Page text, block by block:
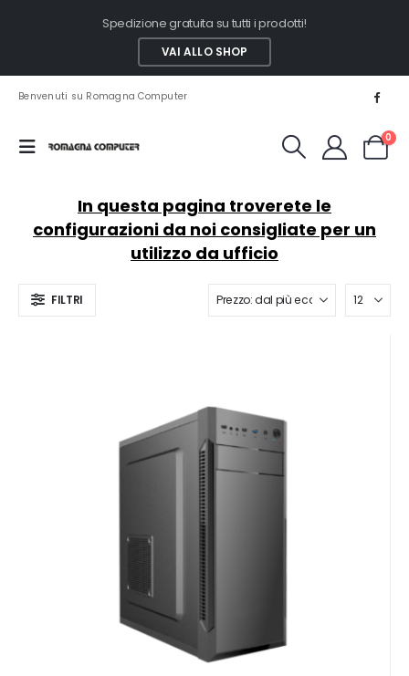
Spedizione gratuita su tutti i prodotti!
VAI ALLO SHOP
Benvenuti su Romagna Computer
0
In questa pagina troverete le
configurazioni da noi consigliate per un
utilizzo da ufficio
FILTRI